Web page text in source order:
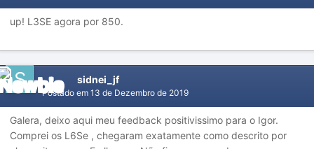
up! L3SE agora por 850.
sidnei_jf
Postado em 13 de Dezembro de 2019
Galera, deixo aqui meu feedback positivissimo para o Igor.
Comprei os L6Se , chegaram exatamente como descrito por